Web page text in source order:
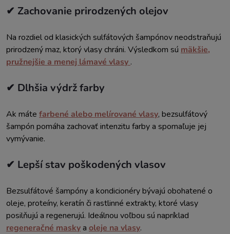
✔ Zachovanie prirodzených olejov
Na rozdiel od klasických sulfátových šampónov neodstraňujú
prirodzený maz, ktorý vlasy chráni. Výsledkom sú mäkšie,
pružnejšie a menej lámavé vlasy .
✔ Dlhšia výdrž farby
Ak máte farbené alebo melírované vlasy, bezsulfátový
šampón pomáha zachovať intenzitu farby a spomaľuje jej
vymývanie.
✔ Lepší stav poškodených vlasov
Bezsulfátové šampóny a kondicionéry bývajú obohatené o
oleje, proteíny, keratín či rastlinné extrakty, ktoré vlasy
posilňujú a regenerujú. Ideálnou voľbou sú napríklad
regeneračné maskya oleje na vlasy.